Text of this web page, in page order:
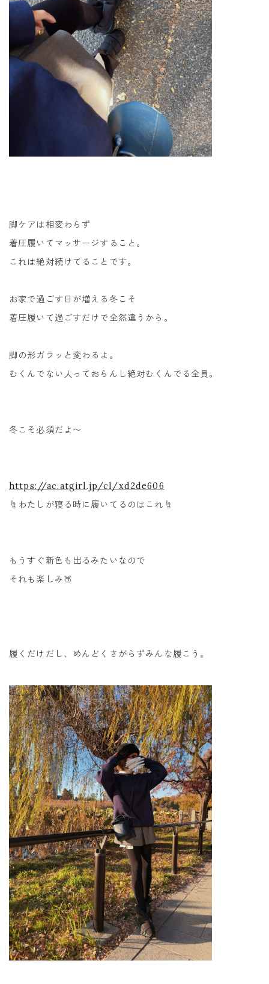
脚ケアは相変わらず
着圧履いてマッサージすること。
これは絶対続けてることです。
お家で過ごす日が増える冬こそ
着圧履いて過ごすだけで全然違うから。
脚の形ガラッと変わるよ。
むくんでない人っておらんし絶対むくんでる全員。
冬こそ必須だよ〜
https://ac.atgirl.jp/cl/xd2de606
☝️わたしが寝る時に履いてるのはこれ☝️
もうすぐ新色も出るみたいなので
それも楽しみ🍑
履くだけだし、めんどくさがらずみんな履こう。